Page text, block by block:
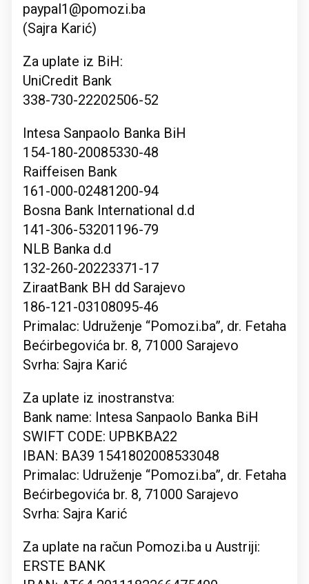
paypal1@pomozi.ba
(Sajra Karić)
Za uplate iz BiH:
UniCredit Bank
338-730-22202506-52
Intesa Sanpaolo Banka BiH
154-180-20085330-48
Raiffeisen Bank
161-000-02481200-94
Bosna Bank International d.d
141-306-53201196-79
NLB Banka d.d
132-260-20223371-17
ZiraatBank BH dd Sarajevo
186-121-03108095-46
Primalac: Udruženje “Pomozi.ba”, dr. Fetaha
Bećirbegovića br. 8, 71000 Sarajevo
Svrha: Sajra Karić
Za uplate iz inostranstva:
Bank name: Intesa Sanpaolo Banka BiH
SWIFT CODE: UPBKBA22
IBAN: BA39 1541802008533048
Primalac: Udruženje “Pomozi.ba”, dr. Fetaha
Bećirbegovića br. 8, 71000 Sarajevo
Svrha: Sajra Karić
Za uplate na račun Pomozi.ba u Austriji:
ERSTE BANK